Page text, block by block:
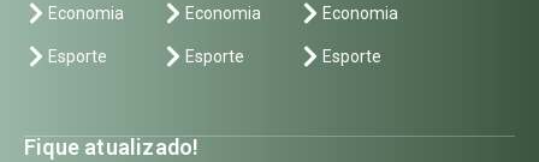
Economia
Esporte
Economia
Esporte
Economia
Esporte
Fique atualizado!